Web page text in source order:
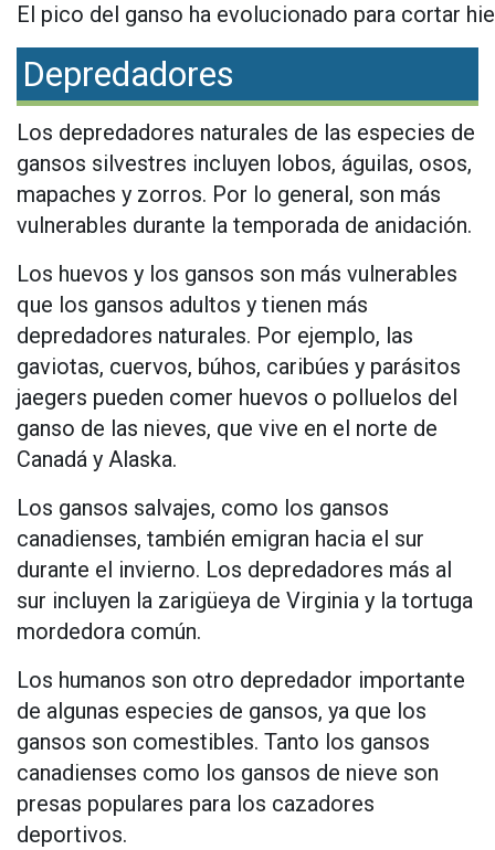
El pico del ganso ha evolucionado para cortar
Depredadores
Los depredadores naturales de las especies de
gansos silvestres incluyen lobos, águilas, osos,
mapaches y zorros. Por lo general, son más
vulnerables durante la temporada de anidación.
Los huevos y los gansos son más vulnerables
que los gansos adultos y tienen más
depredadores naturales. Por ejemplo, las
gaviotas, cuervos, búhos, caribúes y parásitos
jaegers pueden comer huevos o polluelos del
ganso de las nieves, que vive en el norte de
Canadá y Alaska.
Los gansos salvajes, como los gansos
canadienses, también emigran hacia el sur
durante el invierno. Los depredadores más al
sur incluyen la zarigüeya de Virginia y la tortuga
mordedora común.
Los humanos son otro depredador importante
de algunas especies de gansos, ya que los
gansos son comestibles. Tanto los gansos
canadienses como los gansos de nieve son
presas populares para los cazadores
deportivos.